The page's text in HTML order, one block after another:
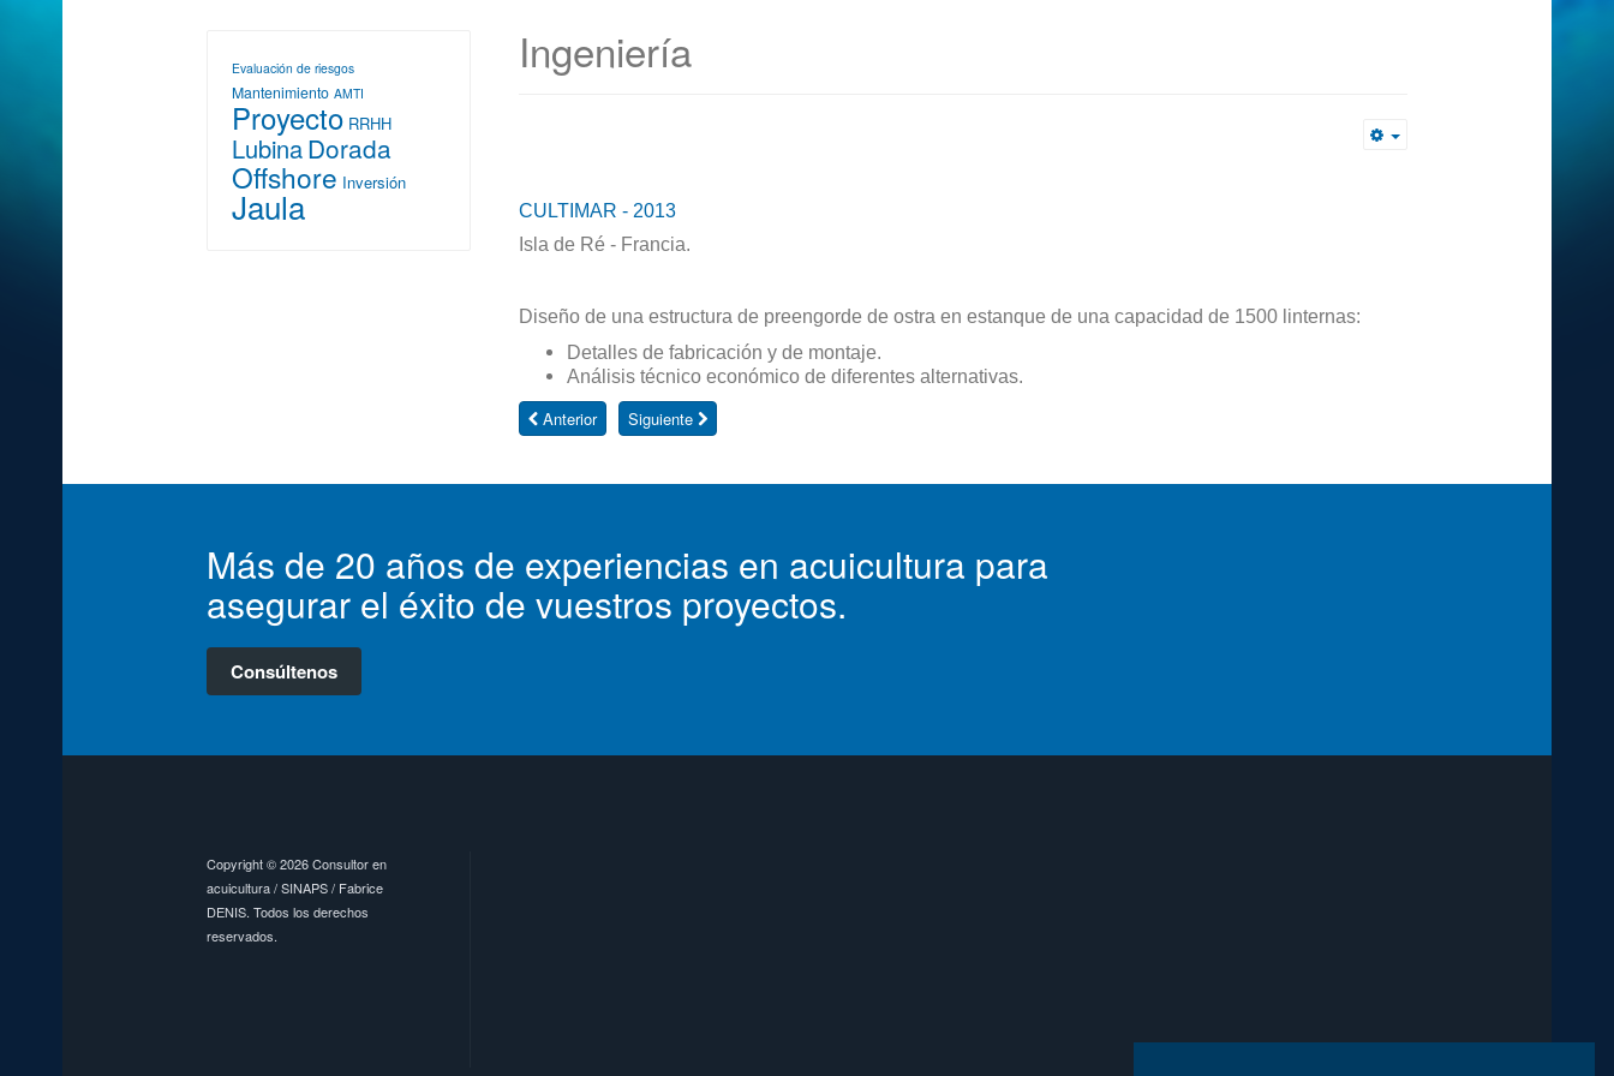
Ingeniería
CULTIMAR - 2013
Isla de Ré - Francia.
Diseño de una estructura de preengorde de ostra en estanque de una capacidad de 1500 linternas:
Detalles de fabricación y de montaje.
Análisis técnico económico de diferentes alternativas.
Anterior Siguiente
Evaluación de riesgos
Mantenimiento AMTI
Proyecto RRHH
LubinaDorada
Offshore Inversión
Jaula
Más de 20 años de experiencias en acuicultura para
asegurar el éxito de vuestros proyectos.
Consúltenos
Copyright © 2026 Consultor en
acuicultura / SINAPS / Fabrice
DENIS. Todos los derechos
reservados.